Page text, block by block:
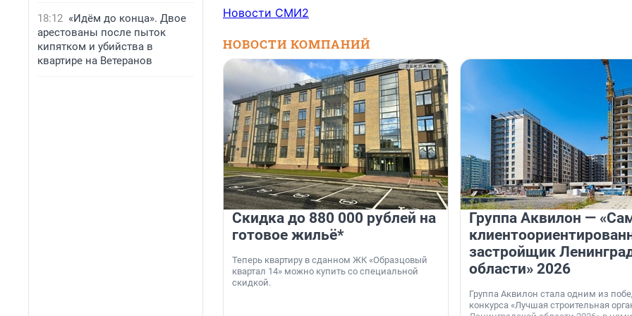
18:12 «Идём до конца». Двое
арестованы после пыток
кипятком и убийства в
квартире на Ветеранов
Новости СМИ2
НОВОСТИ КОМПАНИЙ
Скидка до 880 000 рублей на
готовое жильё*
Теперь квартиру в сданном ЖК «Образцовый
квартал 14» можно купить со специальной
скидкой.
Группа Аквилон —
застройщик
области» 2026
Группа Аквилон стала одним из
конкурса «Лучшая строительная